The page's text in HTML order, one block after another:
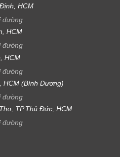
HCM
đường
HCM
đường
HCM
đường
HCM (Bình Dương)
đường
TP.Thủ Đức, HCM
đường